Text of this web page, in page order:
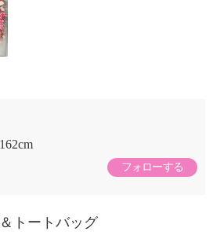
162cm
フォローする
トートバッグ